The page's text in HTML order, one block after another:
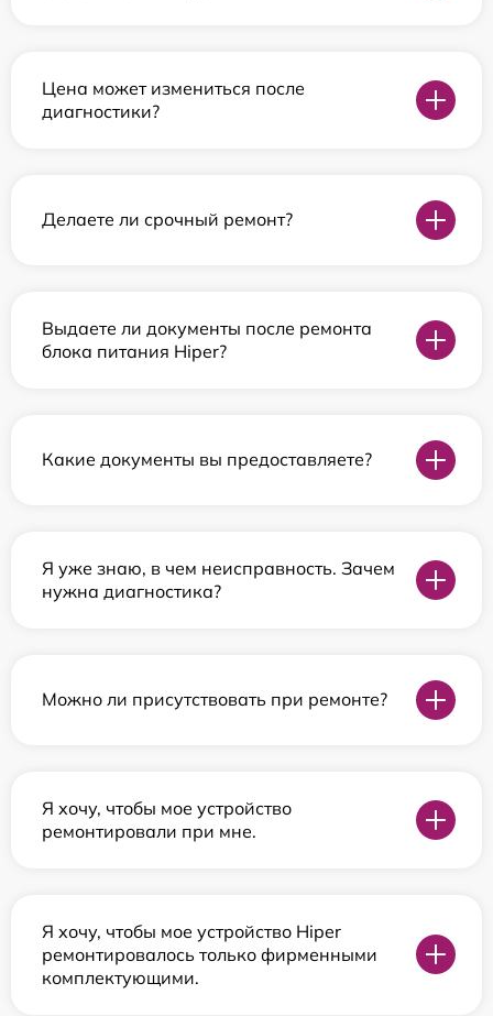
Цена может измениться после
диагностики?
Делаете ли срочный ремонт?
Выдаете ли документы после ремонта
блока питания Hiper?
Какие документы вы предоставляете?
Я уже знаю, в чем неисправность. Зачем
нужна диагностика?
Можно ли присутствовать при ремонте?
Я хочу, чтобы мое устройство
ремонтировали при мне.
Я хочу, чтобы мое устройство Hiper
ремонтировалось только фирменными
комплектующими.